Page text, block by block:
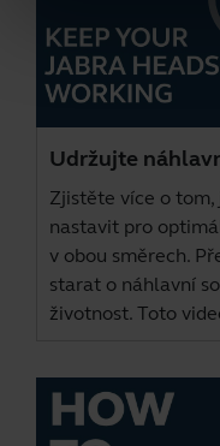
Udržujte
Zjistěte více o tom,
nastavit pro
v obou směrech.
starat o náhlavní
životnost. Toto